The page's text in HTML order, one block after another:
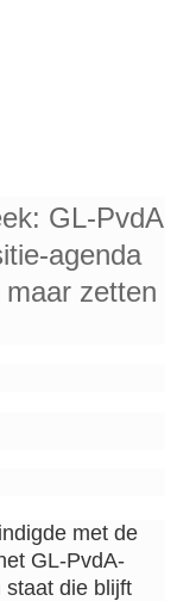
GL-PvdA
agenda
zetten
met de
GL-PvdA-
staat die blijft